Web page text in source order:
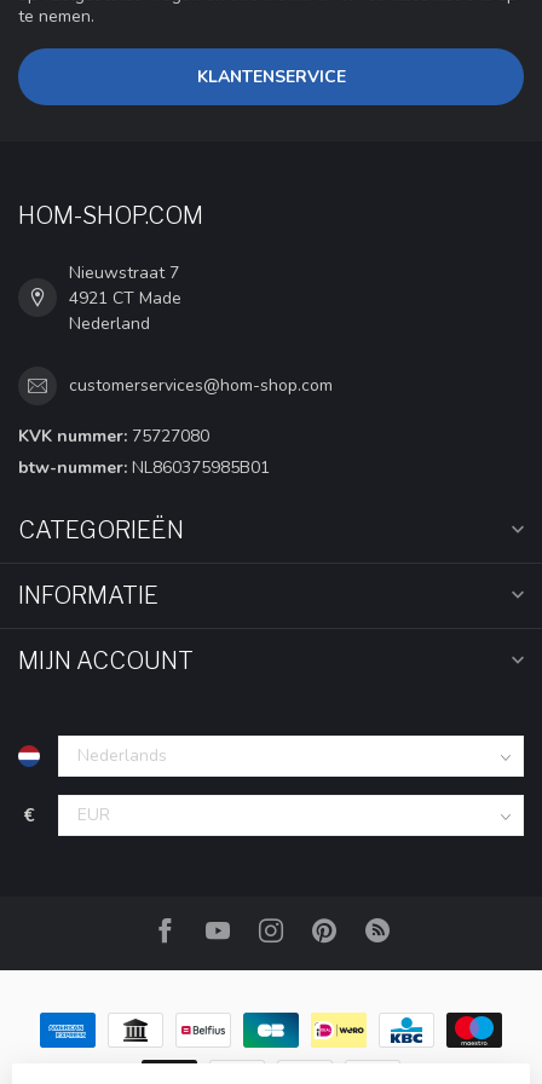
te nemen.
KLANTENSERVICE
HOM-SHOP.COM
Nieuwstraat 7
4921 CT Made
Nederland
customerservices@hom-shop.com
KVK nummer: 75727080
btw-nummer: NL860375985B01
CATEGORIEËN
INFORMATIE
MIJN ACCOUNT
€